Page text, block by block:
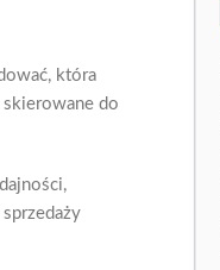
która
do